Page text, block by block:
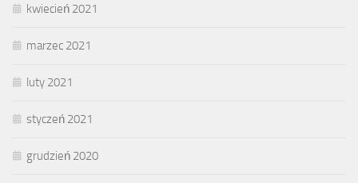
kwiecień 2021
marzec 2021
luty 2021
styczeń 2021
grudzień 2020